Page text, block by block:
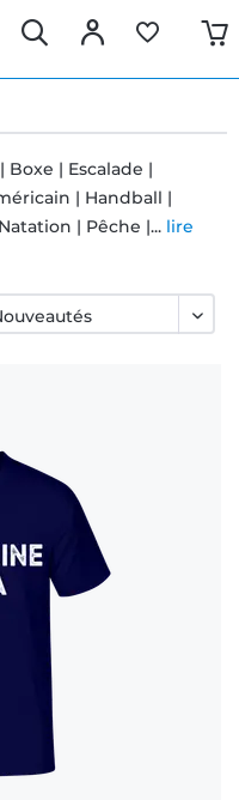
| Escalade |
| Handball |
| Pêche |... lire